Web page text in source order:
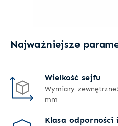
Najważniejsze
Wielkość sejfu
Wymiary
mm
Klasa odporności